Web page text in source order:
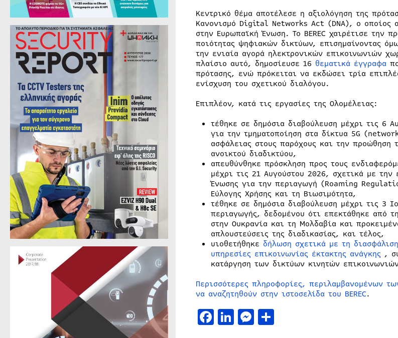
Κεντρικό θέμα αποτέλεσε η αξιολόγηση της
Κανονισμό Digital Networks Act (DNA), ο οποίος
στην Ευρωπαϊκή Ένωση. Το BEREC χαιρέτισε την
ποιότητας ψηφιακών δικτύων, επισημαίνοντας
την ενιαία αγορά ηλεκτρονικών επικοινωνιών
πλαίσιο αυτό, δημοσίευσε 16 θεματικά έγγραφα
πρότασης, ενώ πρόκειται να εκδώσει τρία
ενίσχυση του σχετικού διαλόγου.
Επιπλέον, κατά τις εργασίες της Ολομέλειας:
τέθηκε σε δημόσια διαβούλευση μέχρι τις 6
για την τμηματοποίηση στα δίκτυα 5G
ασφάλειας στους παρόχους και την προώθηση
ανοικτού διαδικτύου,
απευθύνθηκε πρόσκληση προς τους
μέχρι τις 21 Αυγούστου 2026, σχετικά με
Ένωσης για την περιαγωγή (Roaming
Εύλογης Χρήσης και τη Βιωσιμότητα,
τέθηκε σε δημόσια διαβούλευση μέχρι τις 3
περιαγωγής, δεδομένου ότι επεκτάθηκε από
στην Ουκρανία και τη Μολδαβία και
απλουστεύσεις της διαδικασίας, και τέλος,
υιοθετήθηκε δήλωση σχετικά με τη
υπηρεσίες επικοινωνίας έκτακτης ανάγκης ,
κατάργηση των δικτύων κινητών
Περισσότερες πληροφορίες, περιλαμβανομένων
να αναζητηθούν στην ιστοσελίδα του BEREC.
Facebook
LinkedIn
Messenger
Μοιραστείτε